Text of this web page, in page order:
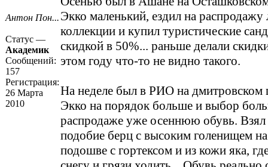
Антон Пон...
Статус —
Академик
Сообщений:
157
Регистрация:
26 Марта
2010
Экко маленький, ездил на распродажу
коллекции и купил туристические
скидкой в 50%... раньше делали
этом году что-то не видно такого.
На неделе был в РИО на дмитровском
Экко на порядок больше и выбор
распродаже уже осеннюю обувь. Взял
подобие берц с высоким голенищем
подошве с гортексом и из кожи яка,